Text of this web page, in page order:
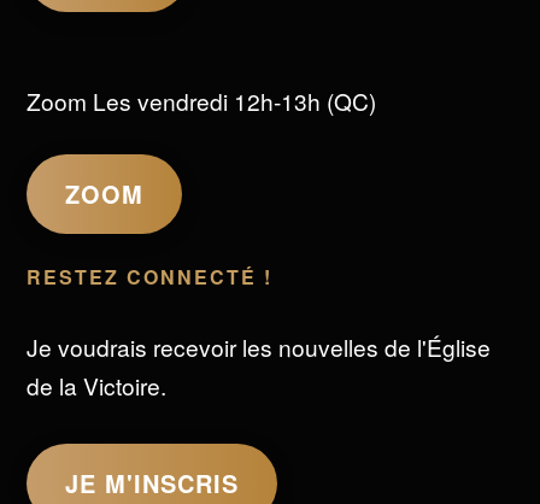
Zoom Les vendredi 12h-13h (QC)
ZOOM
RESTEZ CONNECTÉ !
Je voudrais recevoir les nouvelles de l'Église
de la Victoire.
JE M'INSCRIS